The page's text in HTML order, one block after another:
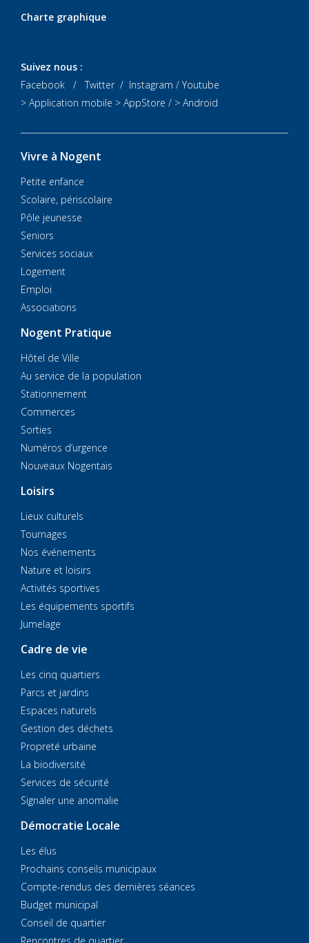
Charte graphique
Suivez nous :
Facebook /Twitter/ Instagram / Youtube
> Application mobile > AppStore / > Android
Vivre à Nogent
Petite enfance
Scolaire, périscolaire
Pôle jeunesse
Seniors
Services sociaux
Logement
Emploi
Associations
Nogent Pratique
Hôtel de Ville
Au service de la population
Stationnement
Commerces
Sorties
Numéros d’urgence
Nouveaux Nogentais
Loisirs
Lieux culturels
Tournages
Nos événements
Nature et loisirs
Activités sportives
Les équipements sportifs
Jumelage
Cadre de vie
Les cinq quartiers
Parcs et jardins
Espaces naturels
Gestion des déchets
Propreté urbaine
La biodiversité
Services de sécurité
Signaler une anomalie
Démocratie Locale
Les élus
Prochains conseils municipaux
Compte-rendus des dernières séances
Budget municipal
Conseil de quartier